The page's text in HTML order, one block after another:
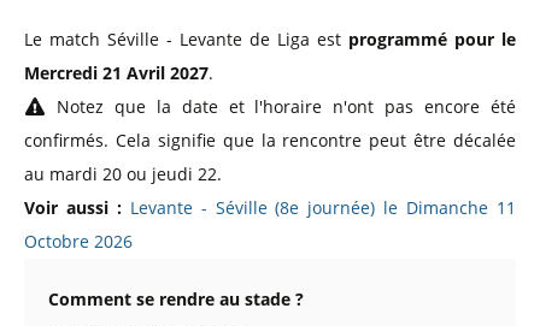
Le match Séville - Levante de Liga est programmé pour le
Mercredi 21 Avril 2027.
Notez que la date et l'horaire n'ont pas encore été
confirmés. Cela signifie que la rencontre peut être décalée
au mardi 20 ou jeudi 22.
Voir aussi : Levante - Séville (8e journée) le Dimanche 11
Octobre 2026
Comment se rendre au stade ?